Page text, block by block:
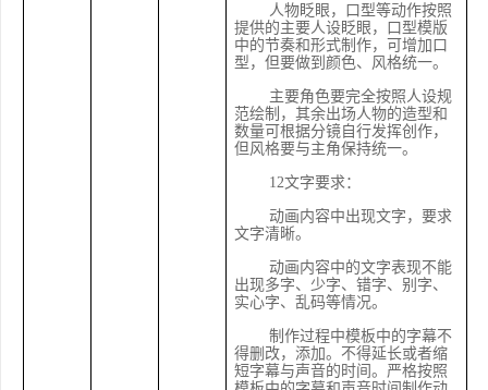
人物眨眼，口型等动作按照
提供的主要人设眨眼，口型模版
中的节奏和形式制作，可增加口
型，但要做到颜色、风格统一。
主要角色要完全按照人设规
范绘制，其余出场人物的造型和
数量可根据分镜自行发挥创作，
但风格要与主角保持统一。
12文字要求：
动画内容中出现文字，要求
文字清晰。
动画内容中的文字表现不能
出现多字、少字、错字、别字、
实心字、乱码等情况。
制作过程中模板中的字幕不
得删改，添加。不得延长或者缩
短字幕与声音的时间。严格按照